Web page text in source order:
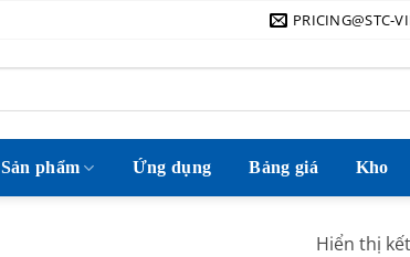
PRICING@STC-
Sản phẩm Ứng dụng Bảng giá Kho
Hiển thị